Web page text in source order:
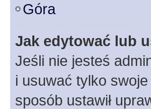
Góra
Jak edytować lub
Jeśli nie jesteś
i usuwać tylko
sposób ustawił